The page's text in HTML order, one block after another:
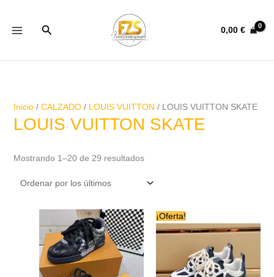
contenido
Buscar 0,00€
Inicio/ CALZADO/ LOUIS VUITTON / LOUIS VUITTON SKATE
LOUIS VUITTON SKATE
Mostrando 1–20 de 29 resultados
por
los
Este
producto
tiene
múltiples
variantes.
¡Oferta!
producto
múltiples
variantes.